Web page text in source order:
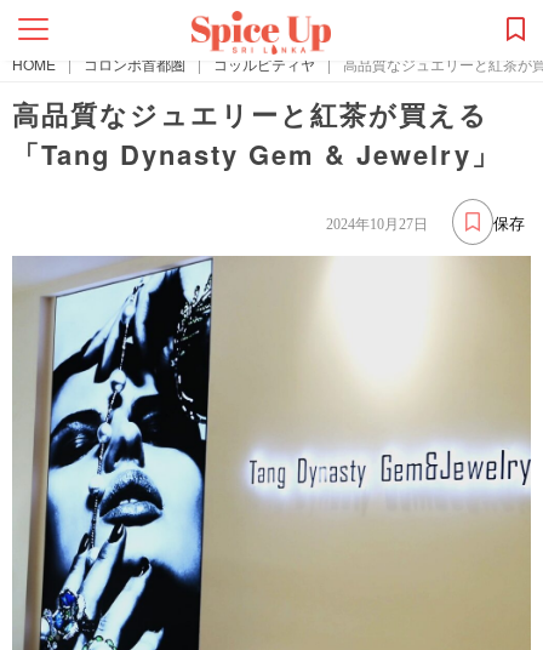
HOME | コロンボ首都圏 | コッルピティヤ | 高品質なジュエリーと紅茶が
高品質なジュエリーと紅茶が買える
「Tang Dynasty Gem & Jewelry」
保存
2024年10月27日